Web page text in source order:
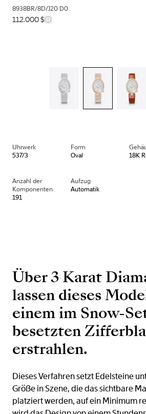
8938BR/8D/J20 D0
112.000 $
Uhrwerk
537/3
Form
Oval
18K
Anzahl der
Komponenten
191
Aufzug
Automatik
Über 3 Karat
lassen dieses
einem im Snow-
besetzten
erstrahlen.
Dieses Verfahren setzt Edelsteine
Größe in Szene, die das sichtbare
platziert werden, auf ein Minimum